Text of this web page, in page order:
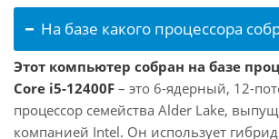
На базе какого процессора
Этот компьютер собран на базе
Core i5-12400F – это 6-ядерный, 12-
процессор семейства Alder Lake,
компанией Intel. Он использует